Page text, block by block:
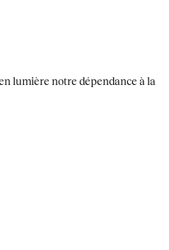
lumière notre dépendance à la